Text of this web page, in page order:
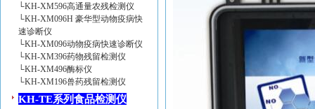
└KH-XM596高通量农残检测仪
└KH-XM096H 豪华型动物疫病快
速诊断仪
└KH-XM096动物疫病快速诊断仪
└KH-XM396药物残留检测仪
└KH-XM496酶标仪
└KH-XM196兽药残留检测仪
KH-TE系列食品检测仪